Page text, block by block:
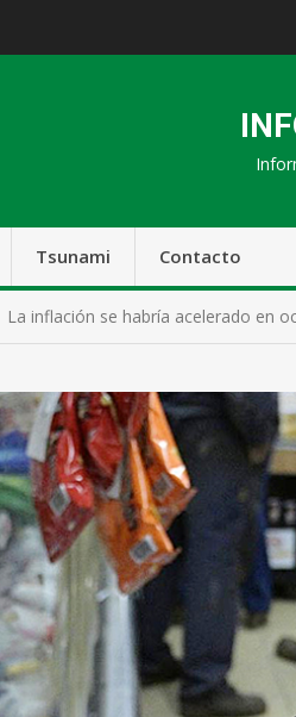
Tsunami Contacto
La inflación se habría acelerado en